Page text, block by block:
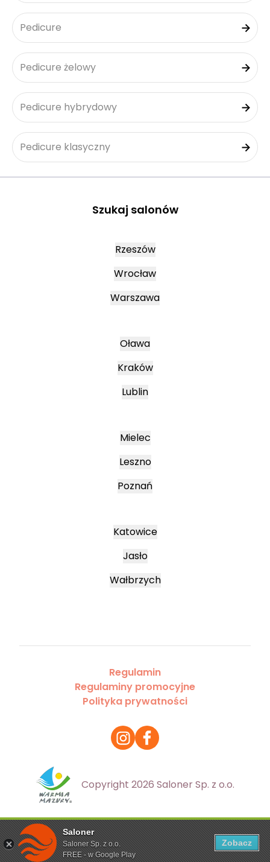
Saloner
Saloner Sp. z o.o.
FREE - w Google Play
Zobacz
Pedicure
Pedicure żelowy
Pedicure hybrydowy
Pedicure klasyczny
Ta strona korzysta z plików cookies. Aby dowiedzieć się
więcej zapoznaj się zpolityką prywatności
Szukaj salonów
Rzeszów
Wrocław
Warszawa
Oława
Kraków
Lublin
Mielec
Leszno
Poznań
Katowice
Jasło
Wałbrzych
Regulamin
Regulaminy promocyjne
Polityka prywatności
Copyright 2026 Saloner Sp. z o.o.